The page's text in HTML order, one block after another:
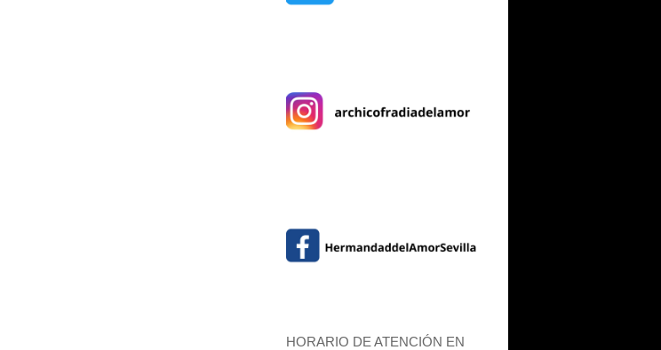
HORARIO DE ATENCIÓN EN